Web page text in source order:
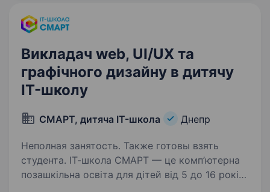
на широкоформатному та сублімаційному
обладнанні.…
Викладач web, UI/UX та
графічного дизайну в дитячу
IT-школу
СМАРТ, дитяча IT-школа Днепр
Неполная занятость. Также готовы взять
студента. ІТ-школа СМАРТ — це комп’ютерна
позашкільна освіта для дітей від 5 до 16 років.